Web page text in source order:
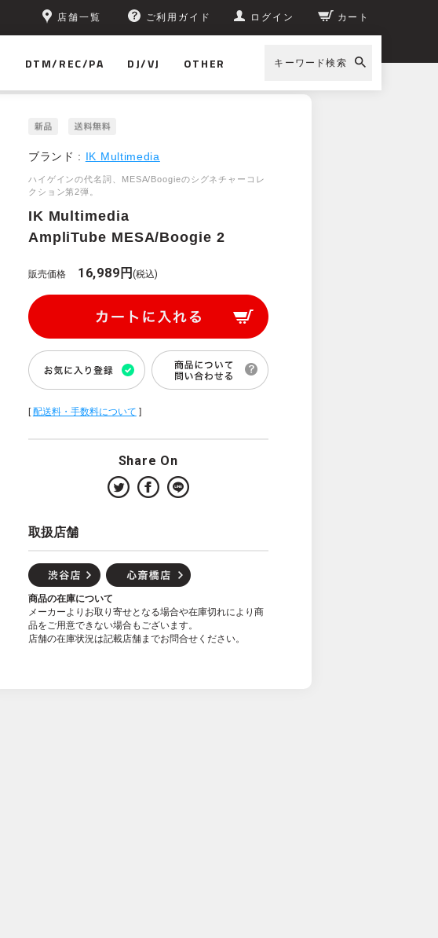
店舗一覧 ご利用ガイド ログイン カート
DTM/REC/PA DJ/VJ OTHER キーワード検索
ブランド : IK Multimedia
ハイゲインの代名詞、MESA/Boogieのシグネチャーコレ
クション第2弾。
IK Multimedia
AmpliTube MESA/Boogie 2
販売価格 16,989円(税込)
[配送料・手数料について ]
Share On
取扱店舗
商品の在庫について
メーカーよりお取り寄せとなる場合や在庫切れにより商
品をご用意できない場合もございます。
店舗の在庫状況は記載店舗までお問合せください。